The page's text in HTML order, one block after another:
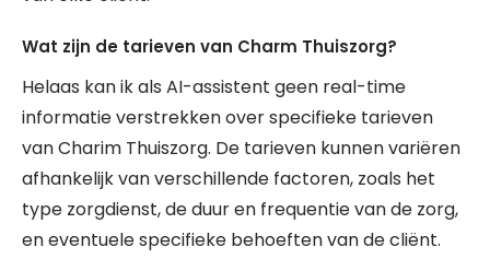
Wat zijn de tarieven van Charm Thuiszorg?
Helaas kan ik als AI-assistent geen real-time
informatie verstrekken over specifieke tarieven
van Charim Thuiszorg. De tarieven kunnen variëren
afhankelijk van verschillende factoren, zoals het
type zorgdienst, de duur en frequentie van de zorg,
en eventuele specifieke behoeften van de cliënt.